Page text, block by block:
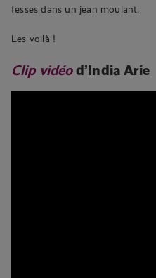
fesses dans un jean moulant.
Les voilà !
Clip vidéod’India Arie